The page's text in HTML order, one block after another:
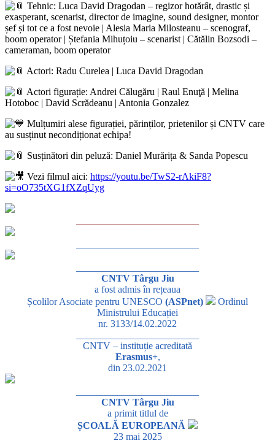
Tehnic: Luca David Dragodan – regizor hotărât, drastic și
exasperant, scenarist, director de imagine, sound designer, montor
șef și tot ce a fost nevoie | Alesia Maria Milosteanu – scenograf,
boom operator | Ștefania Mihuțoiu – scenarist | Cătălin Bozsodi –
cameraman, boom operator
Actori: Radu Curelea | Luca David Dragodan
Actori figurație: Andrei Călugăru | Raul Enuţă | Melina
Hotoboc | David Scrădeanu | Antonia Gonzalez
Mulțumiri alese figurației, părinților, prietenilor și CNTV care
au susținut necondiționat echipa!
Susținători din peluză: Daniel Murărița & Sanda Popescu
Vezi filmul aici: https://youtu.be/TwS2-rAkiF8?
si=oO735tXG1fXZqUyg
CNTV Târgu Jiu
a fost admis în rețeaua
Școlilor Asociate pentru UNESCO (ASPnet)
Ordinul
Ministrului Educației
nr. 3133/14.02.2022
CNTV – instituție acreditată
Erasmus+,
din 23.02.2021
CNTV Târgu Jiu
a primit titlul de
ȘCOALĂ EUROPEANĂ
23 mai 2025